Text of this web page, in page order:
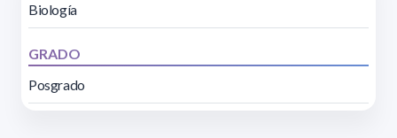
Biología
GRADO
Posgrado